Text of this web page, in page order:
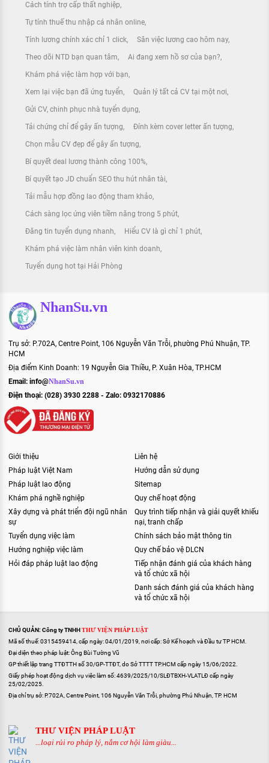
Cách tính trợ cấp thất nghiệp
Tự tính thuế thu nhập cá nhân online
Tính lương chính xác chỉ 1 click Săn việc lương cao hôm nay
Theo dõi NTD bạn quan tâm Ai đang xem hồ sơ của bạn?
Khám phá việc làm hợp với bạn
Xem lại việc bạn đã ứng tuyển Quản lý tất cả CV tại một nơi
Gửi CV, chinh phục nhà tuyển dụng
Tải chứng chỉ để gây ấn tượng Đính kèm cover letter ấn tượng
Chọn mẫu CV đẹp để gây ấn tượng
Bí quyết deal lương thành công 100%
Bí quyết tạo JD chuẩn SEO thu hút nhân tài
Tải mẫu hợp đồng lao động tham khảo
Cách sàng lọc ứng viên tiềm năng trong 5 phút
Đăng tin tuyển dụng nhanh Hiểu CV là gì chỉ 1 phút
Khám phá việc làm nhân viên kinh doanh
Tuyển dụng hot tại Hải Phòng
NhanSu.vn
Trụ sở: P.702A, Centre Point, 106 Nguyễn Văn Trỗi, phường Phú Nhuận, TP.
HCM
Địa điểm Kinh Doanh: 19 Nguyễn Gia Thiều, P. Xuân Hòa, TP.HCM
Email: info@NhanSu.vn
Điện thoại: (028) 3930 2288 - Zalo: 0932170886
Giới thiệu
Pháp luật Việt Nam
Pháp luật lao động
Khám phá nghề nghiệp
Xây dựng và phát triển đội ngũ nhân
sự
Tuyển dụng việc làm
Hướng nghiệp việc làm
Hỏi đáp pháp luật lao động
Liên hệ
Hướng dẫn sử dụng
Sitemap
Quy chế hoạt động
Quy trình tiếp nhận và giải quyết khiếu
nại, tranh chấp
Chính sách bảo mật thông tin
Quy chế bảo vệ DLCN
Tiếp nhận đánh giá của khách hàng
và tổ chức xã hội
Danh sách đánh giá của khách hàng
và tổ chức xã hội
CHỦ QUẢN: Công ty TNHHTHƯ VIỆN PHÁP LUẬT
Mã số thuế: 0315459414, cấp ngày: 04/01/2019, nơi cấp: Sở Kế hoạch và Đầu tư TP HCM.
Đại diện theo pháp luật: Ông Bùi Tường Vũ
GP thiết lập trang TTĐTTH số 30/GP-TTĐT, do Sở TTTT TP.HCM cấp ngày 15/06/2022.
Giấy phép hoạt động dịch vụ việc làm số: 4639/2025/10/SLĐTBXH-VLATLĐ cấp ngày
25/02/2025.
Địa chỉ trụ sở: P.702A, Centre Point, 106 Nguyễn Văn Trỗi, phường Phú Nhuận, TP. HCM
THƯ VIỆN PHÁP LUẬT
...loại rủi ro pháp lý, nắm cơ hội làm giàu...